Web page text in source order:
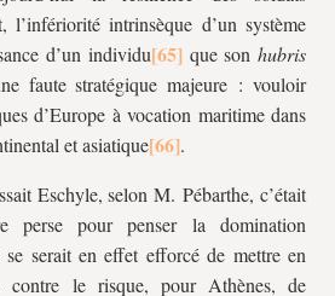
l’infériorité intrinsèque d’un système
d’un individu
que son hubris
faute stratégique majeure : vouloir
d’Europe à vocation maritime dans
et asiatique
.
Eschyle, selon M. Pébarthe, c’était
perse pour penser la domination
se serait en effet efforcé de mettre en
contre le risque, pour Athènes, de